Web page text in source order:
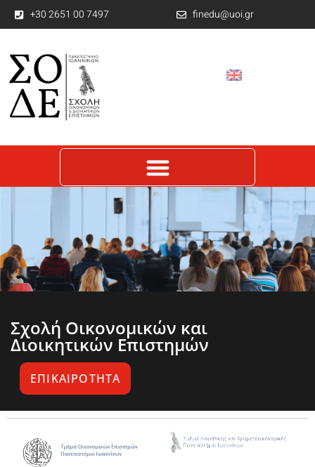
+30 2651 00 7497 finedu@uoi.gr
Σχολή Οικονομικών και
Διοικητικών Επιστημών
ΕΠΙΚΑΙΡΟΤΗΤΑ